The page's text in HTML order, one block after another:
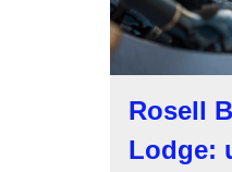
Rosell
Lodge: